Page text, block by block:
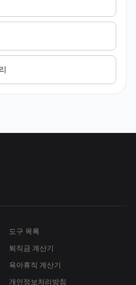
도구 목록
퇴직금 계산기
육아휴직 계산기
개인정보처리방침